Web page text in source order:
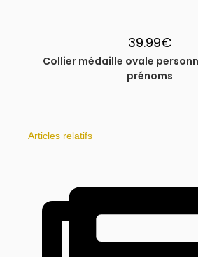
39.99€
Collier médaille ovale
prénoms
Articles relatifs